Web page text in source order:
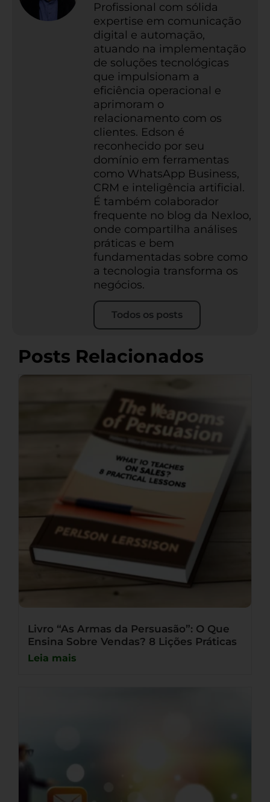
Profissional com sólida
expertise em comunicação
digital e automação,
atuando na implementação
de soluções tecnológicas
que impulsionam a
eficiência operacional e
aprimoram o
relacionamento com os
clientes. Edson é
reconhecido por seu
domínio em ferramentas
como WhatsApp Business,
CRM e inteligência artificial.
É também colaborador
frequente no blog da Nexloo,
onde compartilha análises
práticas e bem
fundamentadas sobre como
a tecnologia transforma os
negócios.
Todos os posts
Posts Relacionados
Livro “As Armas da Persuasão”: O Que
Ensina Sobre Vendas? 8 Lições Práticas
Leia mais